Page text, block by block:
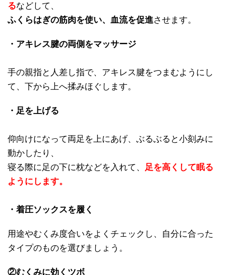
るなどして、
ふくらはぎの筋肉を使い、血流を促進させます。
・アキレス腱の両側をマッサージ
手の親指と人差し指で、アキレス腱をつまむようにし
て、下から上へ揉みほぐします。
・足を上げる
仰向けになって両足を上にあげ、ぶるぶると小刻みに
動かしたり、
寝る際に足の下に枕などを入れて、
足を高くして眠る
ようにします。
・着圧ソックスを履く
用途やむくみ度合いをよくチェックし、自分に合った
タイプのものを選びましょう。
②むくみに効くツボ